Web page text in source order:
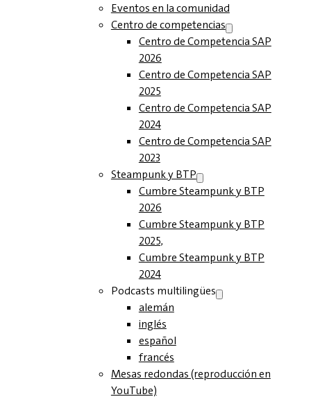
Eventos en la comunidad
Centro de competencias
Centro de Competencia SAP
2026
Centro de Competencia SAP
2025
Centro de Competencia SAP
2024
Centro de Competencia SAP
2023
Steampunk y BTP
Cumbre Steampunk y BTP
2026
Cumbre Steampunk y BTP
2025,
Cumbre Steampunk y BTP
2024
Podcasts multilingües
alemán
inglés
español
francés
Mesas redondas (reproducción en
YouTube)